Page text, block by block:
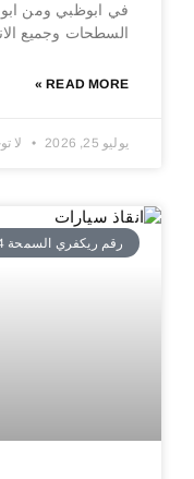
في ابوظبي ومن
السطحات وجميع
READ MORE »
يوليو 25, 2026 لا
رقم ريكفري السمحة 0971502880234